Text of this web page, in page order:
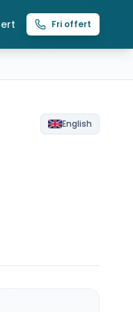
Fri offert
English